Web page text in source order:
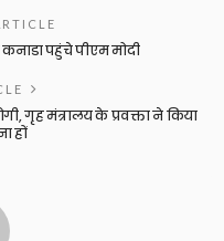
पहुंचे पीएम मोदी
गृह मंत्रालय के प्रवक्ता ने किया
हों